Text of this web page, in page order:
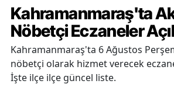
Kahramanmaraş'ta
Nöbetçi Eczaneler
Kahramanmaraş'ta 6 Ağustos
nöbetçi olarak hizmet verecek
İşte ilçe ilçe güncel liste.